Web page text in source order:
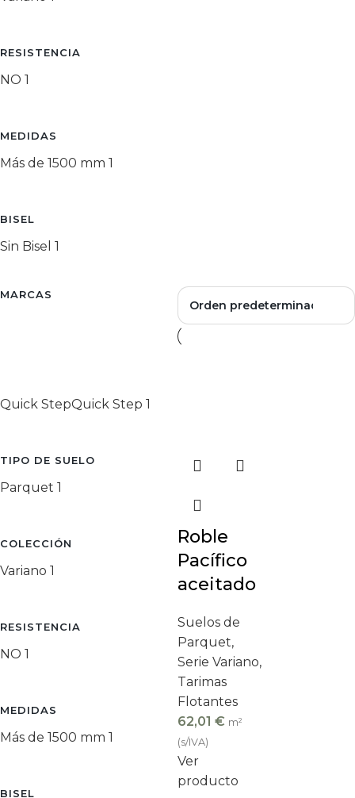
RESISTENCIA
NO 1
MEDIDAS
Más de 1500 mm 1
BISEL
Sin Bisel 1
MARCAS
Quick StepQuick Step 1
TIPO DE SUELO
Parquet 1
COLECCIÓN
Variano 1
RESISTENCIA
NO 1
MEDIDAS
Más de 1500 mm 1
BISEL
Roble
Pacífico
aceitado
Suelos de
Parquet,
Serie Variano,
Tarimas
Flotantes
62,01 € m²
(s/IVA)
Ver
producto